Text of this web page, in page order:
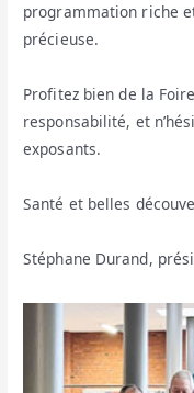
programmation riche
précieuse.
Profitez bien de la
responsabilité, et
exposants.
Santé et belles
Stéphane Durand,